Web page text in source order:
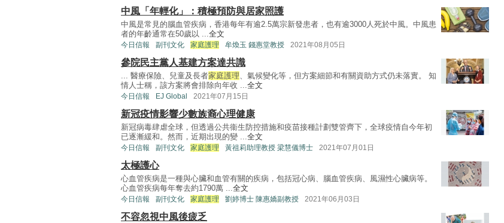
中風「年輕化」：積極預防與居家照護
中風是常見的腦血管疾病，香港每年有逾2.5萬宗新發患者，也有逾3000人死於中風。中風患
者的年齡通常在50歲以 ...全文
今日信報 副刊文化 家庭護理 牟煥玉 錢惠堂教授 2021年08月05日
參院民主黨人基建方案達共識
... 醫療保險、兒童及長者家庭護理、氣候變化等，但方案細節和有關資助方式仍未落實。 知
情人士稱，該方案將會排除向年收 ...全文
今日信報 EJ Global 2021年07月15日
新冠疫情影響少數族裔心理健康
新冠病毒肆虐全球，但透過公共衞生防控措施和疫苗接種計劃雙管齊下，全球疫情自今年初
已逐漸緩和。然而，近期出現的變 ...全文
今日信報 副刊文化 家庭護理 黃祖莉助理教授 梁慧儀博士 2021年07月01日
太極護心
心血管疾病是一種與心臟和血管有關的疾病，包括冠心病、腦血管疾病、風濕性心臟病等。
心血管疾病每年奪去約1790萬 ...全文
今日信報 副刊文化 家庭護理 劉婷博士 陳惠嬌副教授 2021年06月03日
不容忽視中風後疲乏